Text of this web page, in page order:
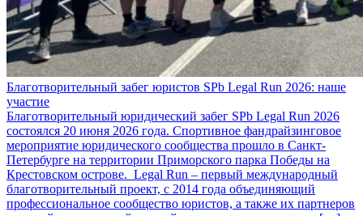
Благотворительный забег юристов SPb Legal Run 2026: наше
участие
Благотворительный юридический забег SPb Legal Run 2026
состоялся 20 июня 2026 года. Спортивное фандрайзинговое
мероприятие юридического сообщества прошло в Санкт-
Петербурге на территории Приморского парка Победы на
Крестовском острове. Legal Run – первый международный
благотворительный проект, с 2014 года объединяющий
профессиональное сообщество юристов, а также их партнеров